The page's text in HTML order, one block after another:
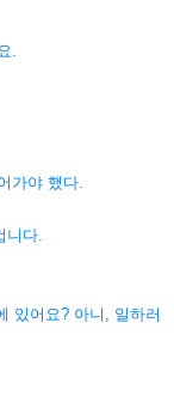
.
가야 했다.
니다.
있어요? 아니, 일하러